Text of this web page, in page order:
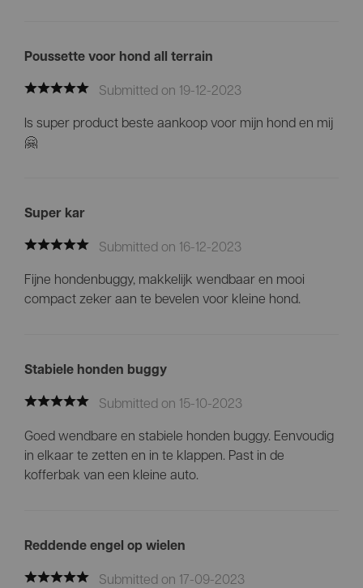
Poussette voor hond all terrain
Submitted on 19-12-2023
Is super product beste aankoop voor mijn hond en mij
🤗
Super kar
Submitted on 16-12-2023
Fijne hondenbuggy, makkelijk wendbaar en mooi
compact zeker aan te bevelen voor kleine hond.
Stabiele honden buggy
Submitted on 15-10-2023
Goed wendbare en stabiele honden buggy. Eenvoudig
in elkaar te zetten en in te klappen. Past in de
kofferbak van een kleine auto.
Reddende engel op wielen
Submitted on 17-09-2023